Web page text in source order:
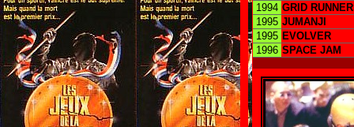
1994 GRID
1995 JUMANJI
1995 EVOLVER
1996 SPACE JAM